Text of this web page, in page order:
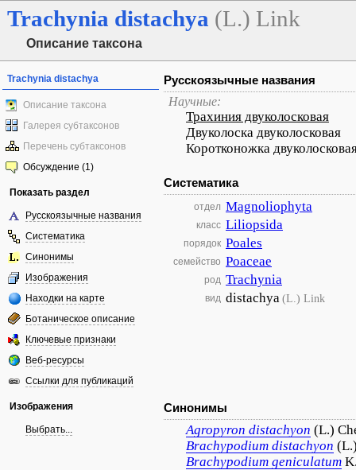
Trachynia distachya (L.) Link
Описание таксона
Trachynia distachya
Описание таксона
Галерея субтаксонов
Перечень субтаксонов
Обсуждение (1)
Показать раздел
Русскоязычные названия
Систематика
Синонимы
Изображения
Находки на карте
Ботаническое описание
Ключевые признаки
Веб-ресурсы
Ссылки для публикаций
Изображения
Выбрать...
Русскоязычные названия
Научные:
Трахиния двуколосковая
Двуколоска двуколосковая
Коротконожка
Систематика
отдел Magnoliophyta
класс Liliopsida
порядок Poales
семейство Poaceae
род Trachynia
вид distachya(L.) Link
Синонимы
Agropyron distachyon (L.)
Brachypodium distachyon
Brachypodium geniculatum